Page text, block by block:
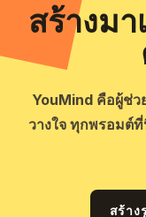
สร้างมา
YouMind คือผู้ช่ว
วางใจ ทุกพรอมต์
สร้าง